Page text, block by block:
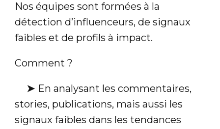
Nos équipes sont formées à la
détection d’influenceurs, de signaux
faibles et de profils à impact.
Comment ?
➤ En analysant les commentaires,
stories, publications, mais aussi les
signaux faibles dans les tendances